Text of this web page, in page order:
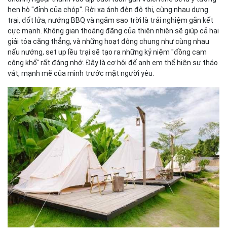
hẹn hò "đỉnh của chóp". Rời xa ánh đèn đô thị, cùng nhau dựng
trại, đốt lửa, nướng BBQ và ngắm sao trời là trải nghiệm gắn kết
cực mạnh. Không gian thoáng đãng của thiên nhiên sẽ giúp cả hai
giải tỏa căng thẳng, và những hoạt động chung như cùng nhau
nấu nướng, set up lều trại sẽ tạo ra những kỷ niệm "đồng cam
cộng khổ" rất đáng nhớ. Đây là cơ hội để anh em thể hiện sự tháo
vát, mạnh mẽ của mình trước mặt người yêu.